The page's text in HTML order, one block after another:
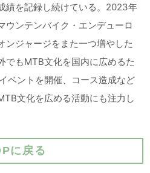
績を記録し続けている。2023年
ウンテンバイク・エンデューロ
ンジャージをまた一つ増やした
でもMTB文化を国内に広めるた
ベントを開催、コース造成など
文化を広める活動にも注力し
に戻る